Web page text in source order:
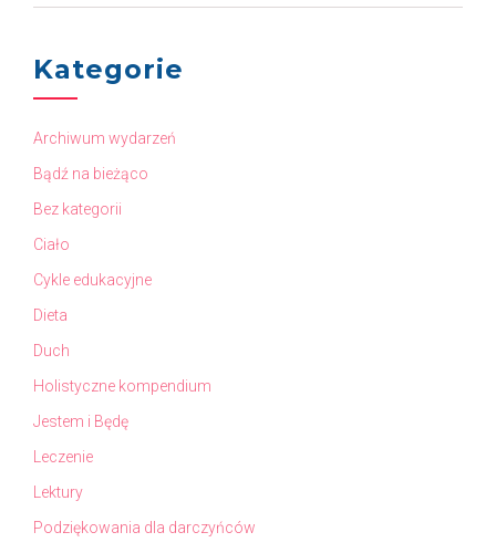
Kategorie
Archiwum wydarzeń
Bądź na bieżąco
Bez kategorii
Ciało
Cykle edukacyjne
Dieta
Duch
Holistyczne kompendium
Jestem i Będę
Leczenie
Lektury
Podziękowania dla darczyńców